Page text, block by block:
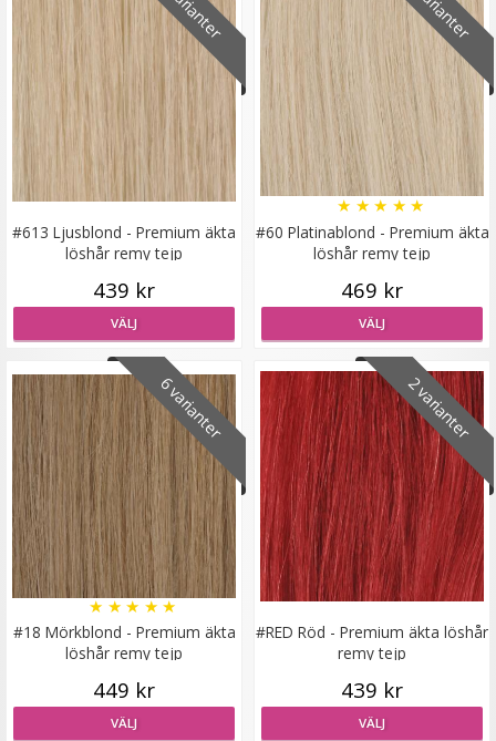
LÄGG I VARUKORG
Mizzy Tangler brush - Zebramönster lila
★★★ ★★
99 kr
LÄGG I VARUKORG
#613 Ljusblond - Premium äkta
löshår remy tejp
439 kr
VÄLJ
#60 Platinablond - Premium äkta
löshår remy tejp
★ ★ ★ ★ ★
469 kr
VÄLJ
6 varianter
#18 Mörkblond - Premium äkta
löshår remy tejp
★★★★★
449 kr
VÄLJ
2 varianter
#RED Röd - Premium äkta löshår
remy tejp
439 kr
VÄLJ